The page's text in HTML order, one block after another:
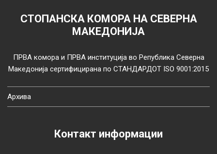
СТОПАНСКА КОМОРА НА СЕВЕРНА
МАКЕДОНИЈА
ПРВА комора и ПРВА институција во Република Северна
Македонија сертифицирана по СТАНДАРДОТ ISO 9001:2015
Архива
Контакт информации